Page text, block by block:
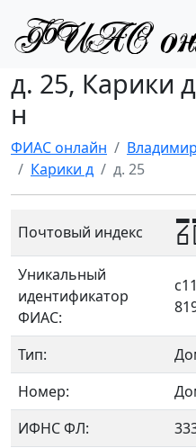
д. 25, Карики
н
ФИАС онлайн
Карики д
д. 25
Почтовый индекс
Уникальный
идентификатор
ФИАС:
Тип:
Номер:
ИФНС ФЛ: